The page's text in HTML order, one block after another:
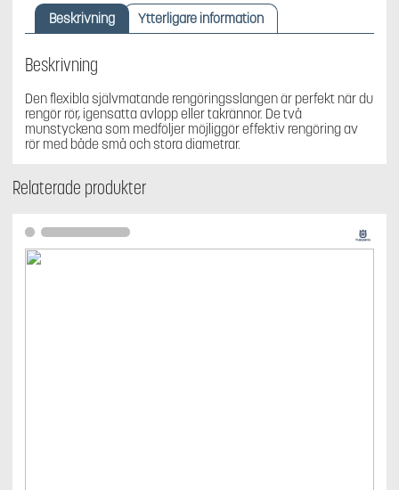
m
mängd
Beskrivning Ytterligare information
Beskrivning
Den flexibla självmatande rengöringsslangen är perfekt när du
rengör rör, igensatta avlopp eller takrännor. De två
munstyckena som medföljer möjliggör effektiv rengöring av
rör med både små och stora diametrar.
Relaterade produkter